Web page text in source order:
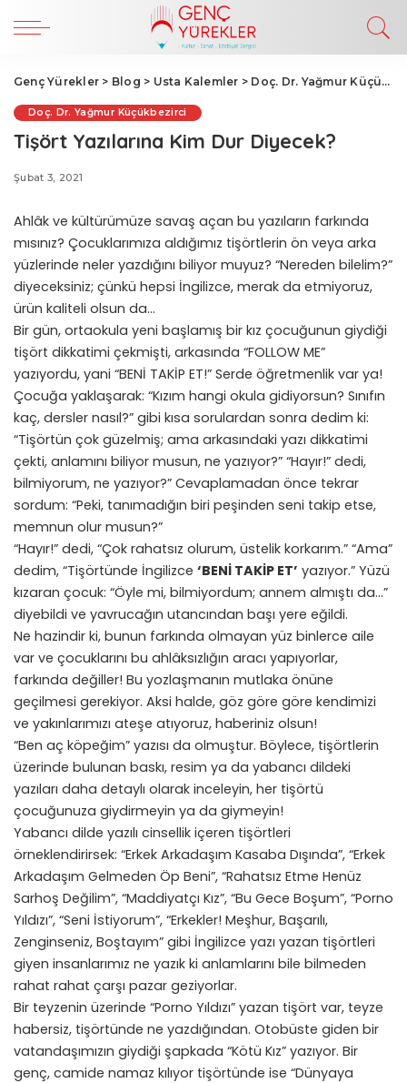
Genç Yürekler > Blog > Usta Kalemler > Doç. Dr. Yağmur Küçükbezirci
Doç. Dr. Yağmur Küçükbezirci
Tişört Yazılarına Kim Dur Diyecek?
Şubat 3, 2021
Ahlâk ve kültürümüze savaş açan bu yazıların farkında
mısınız? Çocuklarımıza aldığımız tişörtlerin ön veya arka
yüzlerinde neler yazdığını biliyor muyuz? “Nereden bilelim?”
diyeceksiniz; çünkü hepsi İngilizce, merak da etmiyoruz,
ürün kaliteli olsun da…
Bir gün, ortaokula yeni başlamış bir kız çocuğunun giydiği
tişört dikkatimi çekmişti, arkasında “FOLLOW ME”
yazıyordu, yani “BENİ TAKİP ET!” Serde öğretmenlik var ya!
Çocuğa yaklaşarak: “Kızım hangi okula gidiyorsun? Sınıfın
kaç, dersler nasıl?” gibi kısa sorulardan sonra dedim ki:
“Tişörtün çok güzelmiş; ama arkasındaki yazı dikkatimi
çekti, anlamını biliyor musun, ne yazıyor?” “Hayır!” dedi,
bilmiyorum, ne yazıyor?” Cevaplamadan önce tekrar
sordum: “Peki, tanımadığın biri peşinden seni takip etse,
memnun olur musun?”
“Hayır!” dedi, “Çok rahatsız olurum, üstelik korkarım.” “Ama”
dedim, “Tişörtünde İngilizce ‘BENİ TAKİP ET’ yazıyor.” Yüzü
kızaran çocuk: “Öyle mi, bilmiyordum; annem almıştı da…”
diyebildi ve yavrucağın utancından başı yere eğildi.
Ne hazindir ki, bunun farkında olmayan yüz binlerce aile
var ve çocuklarını bu ahlâksızlığın aracı yapıyorlar,
farkında değiller! Bu yozlaşmanın mutlaka önüne
geçilmesi gerekiyor. Aksi halde, göz göre göre kendimizi
ve yakınlarımızı ateşe atıyoruz, haberiniz olsun!
“Ben aç köpeğim” yazısı da olmuştur. Böylece, tişörtlerin
üzerinde bulunan baskı, resim ya da yabancı dildeki
yazıları daha detaylı olarak inceleyin, her tişörtü
çocuğunuza giydirmeyin ya da giymeyin!
Yabancı dilde yazılı cinsellik içeren tişörtleri
örneklendirirsek: “Erkek Arkadaşım Kasaba Dışında”, “Erkek
Arkadaşım Gelmeden Öp Beni”, “Rahatsız Etme Henüz
Sarhoş Değilim”, “Maddiyatçı Kız”, “Bu Gece Boşum”, “Porno
Yıldızı”, “Seni İstiyorum”, “Erkekler! Meşhur, Başarılı,
Zenginseniz, Boştayım” gibi İngilizce yazı yazan tişörtleri
giyen insanlarımız ne yazık ki anlamlarını bile bilmeden
rahat rahat çarşı pazar geziyorlar.
Bir teyzenin üzerinde “Porno Yıldızı” yazan tişört var, teyze
habersiz, tişörtünde ne yazdığından. Otobüste giden bir
vatandaşımızın giydiği şapkada “Kötü Kız” yazıyor. Bir
genç, camide namaz kılıyor tişörtünde ise “Dünyaya